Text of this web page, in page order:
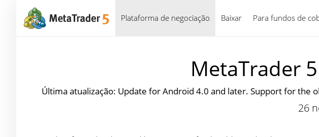
Plataforma de negociação Baixar Para fundos de
MetaTrader
Última atualização: Update for Android 4.0 and later. Support for
26